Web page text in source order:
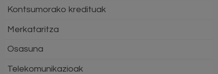
Kontsumorako kredituak
Merkataritza
Osasuna
Telekomunikazioak